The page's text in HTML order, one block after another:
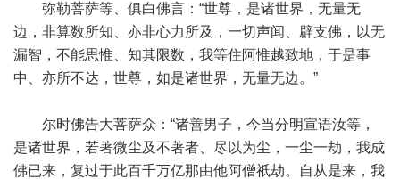
弥勒菩萨等、俱白佛言：“世尊，是诸世界，无量无
边，非算数所知、亦非心力所及，一切声闻、辟支佛，以无
漏智，不能思惟、知其限数，我等住阿惟越致地，于是事
中、亦所不达，世尊，如是诸世界，无量无边。”
尔时佛告大菩萨众：“诸善男子，今当分明宣语汝等，
是诸世界，若著微尘及不著者、尽以为尘，一尘一劫，我成
佛已来，复过于此百千万亿那由他阿僧祇劫。自从是来，我